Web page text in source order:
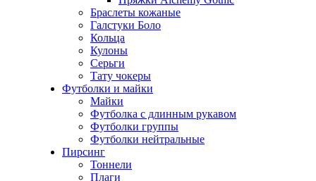
Браслеты кожаные
Галстуки Боло
Кольца
Кулоны
Серьги
Тату чокеры
Футболки и майки
Майки
Футболка с длинным рукавом
Футболки группы
Футболки нейтральные
Пирсинг
Тоннели
Плаги